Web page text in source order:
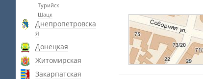
Турийск
Шацк
Днепропетровска
я
Донецкая
Житомирская
Закарпатская